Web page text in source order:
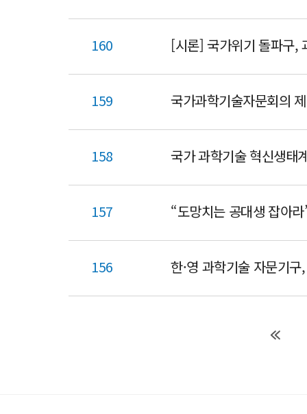
160 [시론] 국가위기 돌파구,
159 국가과학기술자문회의
158 국가 과학기술 혁신생태
157
156 한·영 과학기술 자문기